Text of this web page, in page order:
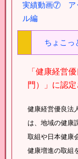
実績動画⑦ ア
ル編
ちょこっ
「健康経営
門）」に認
健康経営優良法
は、地域の健康
取組や日本健康
健康増進の取組